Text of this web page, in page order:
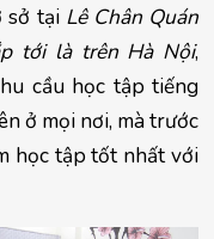
sở tại Lê Chân Quán
tới là trên Hà Nội,
cầu học tập tiếng
ở mọi nơi, mà trước
học tập tốt nhất với